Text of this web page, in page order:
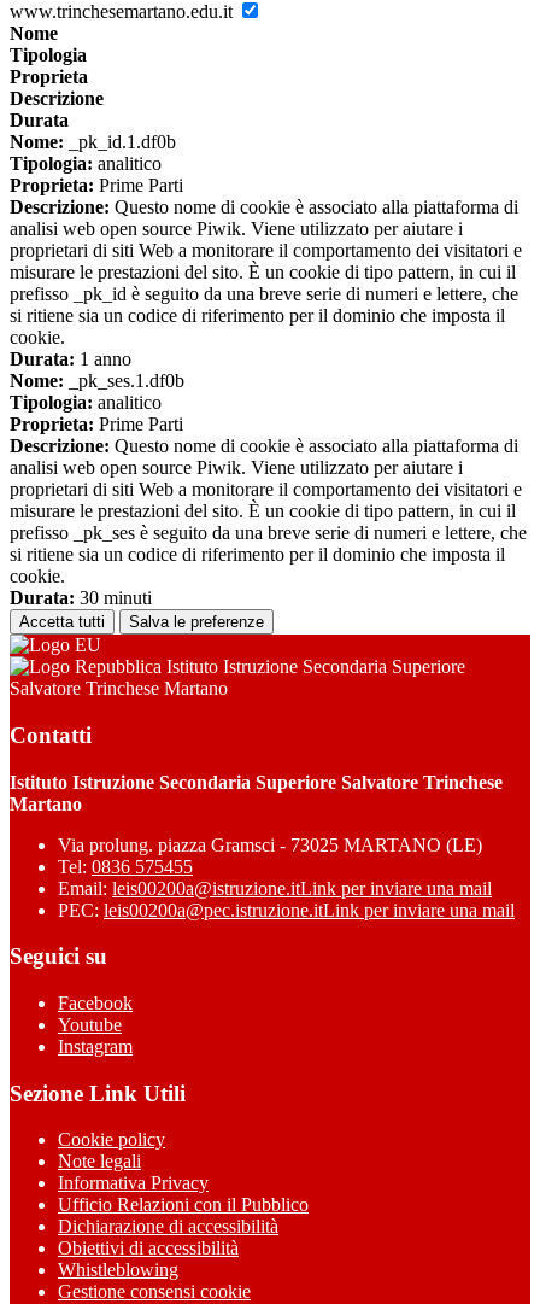
www.trinchesemartano.edu.it
Nome
Tipologia
Proprieta
Descrizione
Durata
Nome: _pk_id.1.df0b
Tipologia: analitico
Proprieta: Prime Parti
Descrizione: Questo nome di cookie è associato alla piattaforma di
analisi web open source Piwik. Viene utilizzato per aiutare i
proprietari di siti Web a monitorare il comportamento dei visitatori e
misurare le prestazioni del sito. È un cookie di tipo pattern, in cui il
prefisso _pk_id è seguito da una breve serie di numeri e lettere, che
si ritiene sia un codice di riferimento per il dominio che imposta il
cookie.
Durata: 1 anno
Nome: _pk_ses.1.df0b
Tipologia: analitico
Proprieta: Prime Parti
Descrizione: Questo nome di cookie è associato alla piattaforma di
analisi web open source Piwik. Viene utilizzato per aiutare i
proprietari di siti Web a monitorare il comportamento dei visitatori e
misurare le prestazioni del sito. È un cookie di tipo pattern, in cui il
prefisso _pk_ses è seguito da una breve serie di numeri e lettere, che
si ritiene sia un codice di riferimento per il dominio che imposta il
cookie.
Durata: 30 minuti
Accetta tutti Salva le preferenze
Istituto Istruzione Secondaria Superiore
Salvatore Trinchese Martano
Contatti
Istituto Istruzione Secondaria Superiore Salvatore Trinchese
Martano
Via prolung. piazza Gramsci - 73025 MARTANO (LE)
Tel: 0836 575455
Email: leis00200a@istruzione.itLink per inviare una mail
PEC: leis00200a@pec.istruzione.itLink per inviare una mail
Seguici su
Facebook
Youtube
Instagram
Sezione Link Utili
Cookie policy
Note legali
Informativa Privacy
Ufficio Relazioni con il Pubblico
Dichiarazione di accessibilità
Obiettivi di accessibilità
Whistleblowing
Gestione consensi cookie